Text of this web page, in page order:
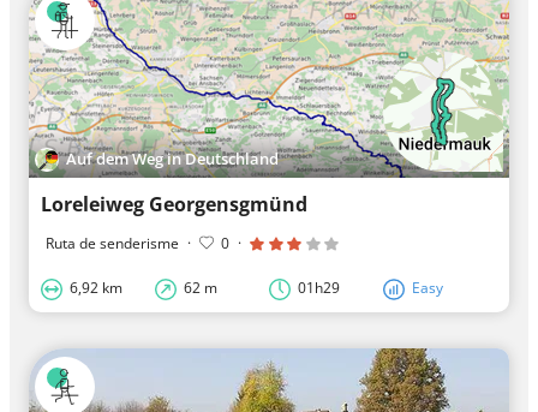
Auf dem Weg in Deutschland
Loreleiweg Georgensgmünd
Ruta de senderisme · 0 ·
6,92 km 62 m 01h29 Easy